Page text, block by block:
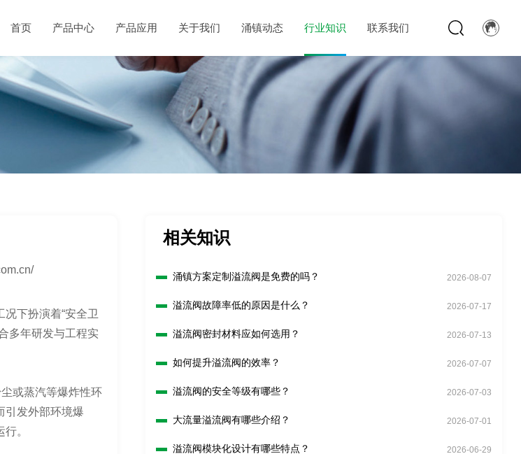
首页 产品中心 产品应用 关于我们 涌镇动态 行业知识 联系我们
下扮演着“安全卫
多年研发与工程实
或蒸汽等爆炸性环
引发外部环境爆
。
相关知识
涌镇方案定制溢流阀是免费的吗？ 2026-08-07
溢流阀故障率低的原因是什么？ 2026-07-17
溢流阀密封材料应如何选用？ 2026-07-13
如何提升溢流阀的效率？ 2026-07-07
溢流阀的安全等级有哪些？ 2026-07-03
大流量溢流阀有哪些介绍？ 2026-07-01
溢流阀模块化设计有哪些特点？ 2026-06-29